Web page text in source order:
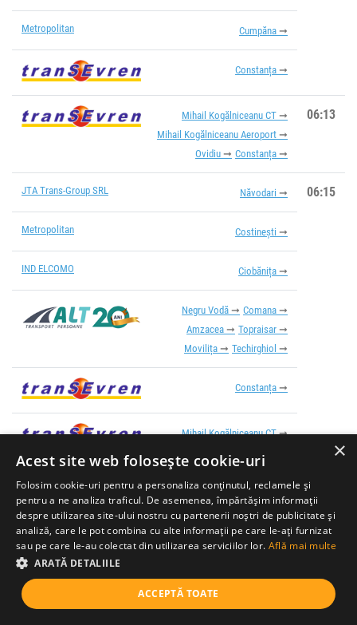
Metropolitan Cumpăna
Constanța
Mihail Kogălniceanu CT
Mihail Kogălniceanu Aeroport
Ovidiu
Constanța
06:13
JTA Trans-Group SRL Năvodari 06:15
Metropolitan Costinești
IND ELCOMO Ciobănița
Negru Vodă
Comana
Amzacea
Topraisar
Movilița
Techirghiol
Constanța
Mihail Kogălniceanu CT
Mihail Kogălniceanu Aeroport
Medgidia 06:20
Constanța
Metropolitan
×
Acest site web folosește cookie-uri
Folosim cookie-uri pentru a personaliza conținutul, reclamele și
pentru a ne analiza traficul. De asemenea, împărtășim informații
despre utilizarea site-ului nostru cu partenerii noștri de publicitate și
analiză, care le pot combina cu alte informații pe care le-ați furnizat
sau pe care le-au colectat din utilizarea serviciilor lor. Află mai multe
ARATĂ DETALIILE
ACCEPTĂ TOATE